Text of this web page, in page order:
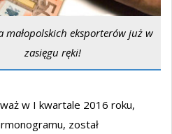
małopolskich eksporterów już w
zasięgu ręki!
w I kwartale 2016 roku,
został